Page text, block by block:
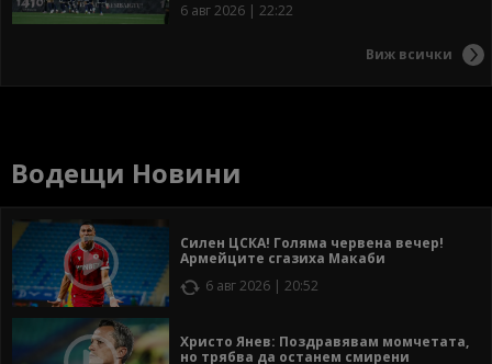
6 авг 2026 | 22:22
Виж всички
Водещи Новини
Силен ЦСКА! Голяма червена вечер!
Армейците сгазиха Макаби
6 авг 2026 | 20:52
Христо Янев: Поздравявам момчетата,
но трябва да останем смирени